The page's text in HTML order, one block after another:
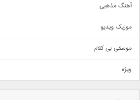
حماسی
سنتی
اهنگ بندرعباسی
دمو
مذهبی
آهنگ مذهبی
موزیک ویدیو
موسقی بی کلام
ویژه